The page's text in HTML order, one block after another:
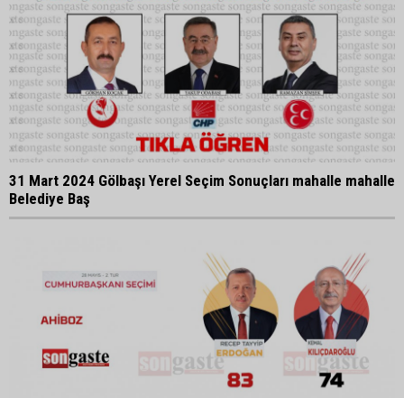
31 Mart 2024 Gölbaşı Yerel Seçim Sonuçları mahalle mahalle
Belediye Baş